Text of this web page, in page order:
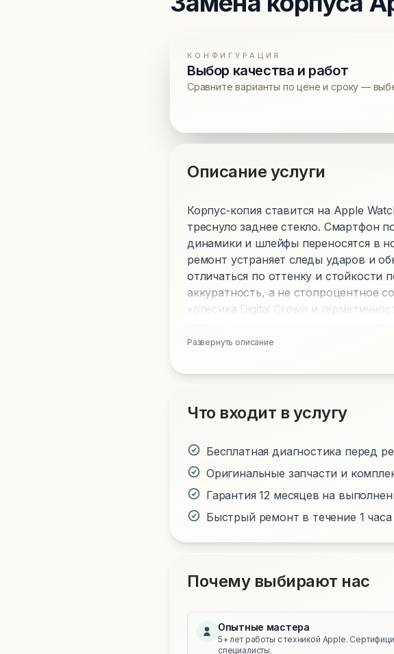
КОНФИГУРАЦИЯ
Выбор качества и работ
Сравните варианты по цене и сроку —
Описание услуги
Корпус‑копия ставится на Apple
треснуло заднее стекло. Смартфон
динамики и шлейфы переносятся в
ремонт устраняет следы ударов и
отличаться по оттенку и
аккуратность, а не стопроцентное
колесика Digital Crown и
Развернуть описание
Что входит в услугу
Бесплатная диагностика перед
Оригинальные запчасти и
Гарантия 12 месяцев на
Быстрый ремонт в течение 1
Почему выбирают нас
Опытные мастера
5+ лет работы с техникой Apple.
специалисты.